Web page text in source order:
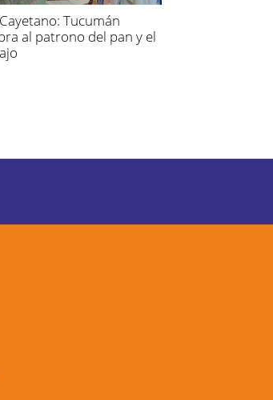
Tucumán
al patrono del pan y el